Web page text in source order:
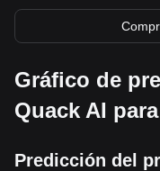
Gráfico de
Quack AI
Predicción del